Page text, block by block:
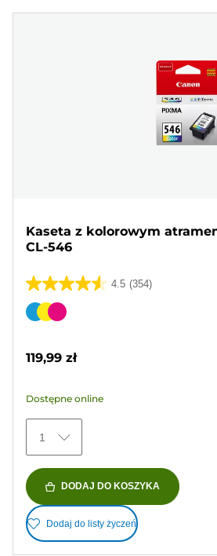
Kaseta z kolorowym
CL-546
4.5 (354)
4.5
na
354
Wkład
119,99 zł
Dostępne online
1
DODAJ DO KOSZYKA
Dodaj do listy życzeń